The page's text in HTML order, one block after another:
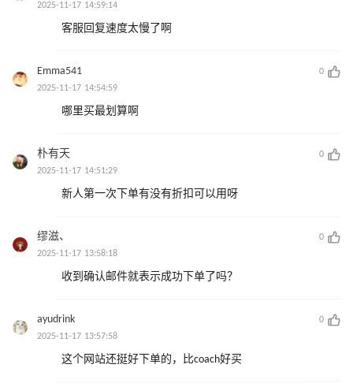
2025-11-17 14:59:14
客服回复速度太慢了啊
Emma541
0
2025-11-17 14:54:59
哪里买最划算啊
朴有天
0
2025-11-17 14:51:29
新人第一次下单有没有折扣可以用呀
缪滋、
0
2025-11-17 13:58:18
收到确认邮件就表示成功下单了吗？
ayudrink
0
2025-11-17 13:57:58
这个网站还挺好下单的，比coach好买